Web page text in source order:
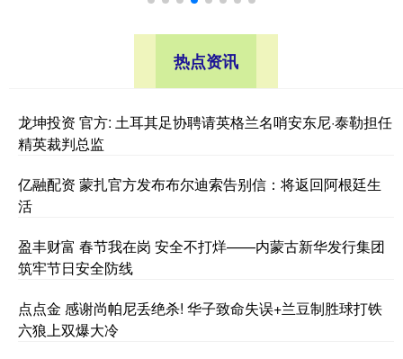
热点资讯
龙坤投资 官方: 土耳其足协聘请英格兰名哨安东尼·泰勒担任
精英裁判总监
亿融配资 蒙扎官方发布布尔迪索告别信：将返回阿根廷生
活
盈丰财富 春节我在岗 安全不打烊——内蒙古新华发行集团
筑牢节日安全防线
点点金 感谢尚帕尼丢绝杀! 华子致命失误+兰豆制胜球打铁
六狼上双爆大冷